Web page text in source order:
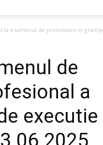
la examenul de promovare in grad
de
a
executie